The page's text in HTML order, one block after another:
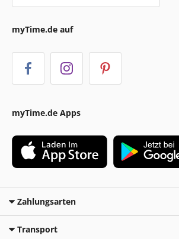
myTime.de auf
myTime.de Apps
Zahlungsarten
Transport